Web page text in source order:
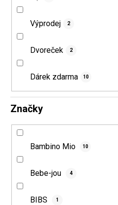
Výprodej 2
Dvoreček 2
Dárek zdarma 10
Značky
Bambino Mio 10
Bebe-jou 4
BIBS 1